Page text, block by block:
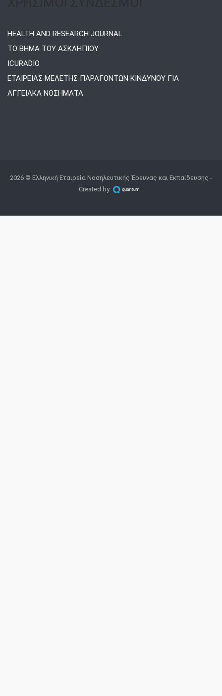
HEALTH AND RESEARCH JOURNAL
ΤΟ ΒΗΜΑ ΤΟΥ ΑΣΚΛΗΠΙΟΥ
ICURADIO
ΕΤΑΙΡΕΙΑΣ ΜΕΛΕΤΗΣ ΠΑΡΑΓΟΝΤΩΝ ΚΙΝΔΥΝΟΥ ΓΙΑ
ΑΓΓΕΙΑΚΑ ΝΟΣΗΜΑΤΑ
2026 © Ελληνική Εταιρεία Νοσηλευτικής Έρευνας και Εκπαίδευσης -
Created by